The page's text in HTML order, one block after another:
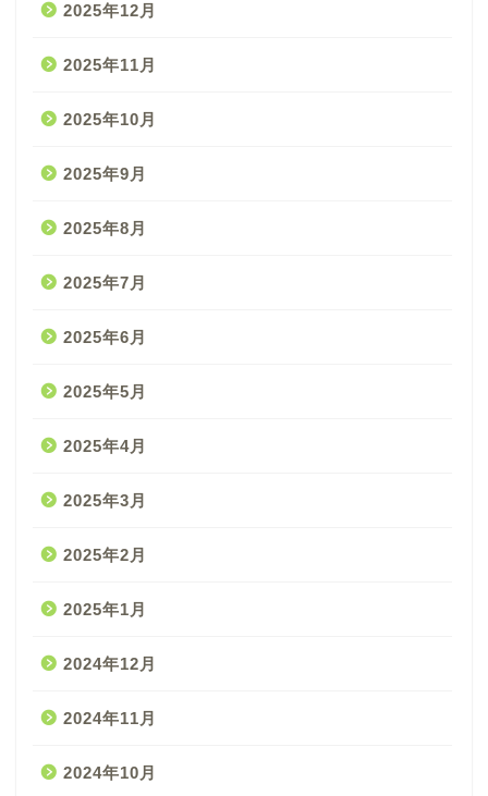
2025年12月
2025年11月
2025年10月
2025年9月
2025年8月
2025年7月
2025年6月
2025年5月
2025年4月
2025年3月
2025年2月
2025年1月
2024年12月
2024年11月
2024年10月